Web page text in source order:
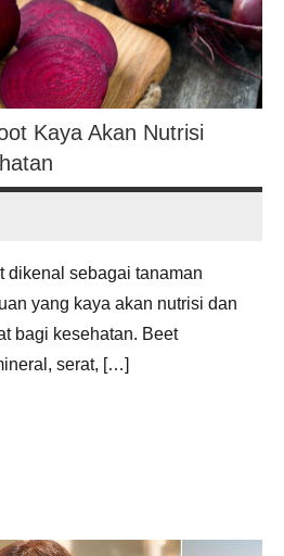
Kaya Akan Nutrisi
dikenal sebagai tanaman
yang kaya akan nutrisi dan
bagi kesehatan. Beet
serat, […]